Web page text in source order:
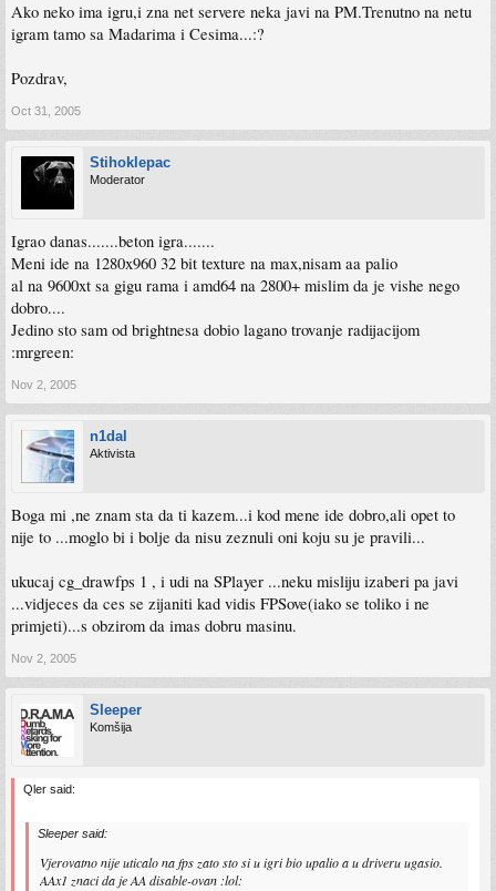
Ako neko ima igru,i zna net servere neka javi na PM.Trenutno na netu
igram tamo sa Madarima i Cesima...:?
Pozdrav,
Oct 31, 2005
Stihoklepac
Moderator
Igrao danas.......beton igra.......
Meni ide na 1280x960 32 bit texture na max,nisam aa palio
al na 9600xt sa gigu rama i amd64 na 2800+ mislim da je vishe nego
dobro....
Jedino sto sam od brightnesa dobio lagano trovanje radijacijom
:mrgreen:
Nov 2, 2005
n1dal
Aktivista
Boga mi ,ne znam sta da ti kazem...i kod mene ide dobro,ali opet to
nije to ...moglo bi i bolje da nisu zeznuli oni koju su je pravili...
ukucaj cg_drawfps 1 , i udi na SPlayer ...neku misliju izaberi pa javi
...vidjeces da ces se zijaniti kad vidis FPSove(iako se toliko i ne
primjeti)...s obzirom da imas dobru masinu.
Nov 2, 2005
Sleeper
Komšija
Qler said:
Sleeper said:
Vjerovatno nije uticalo na fps zato sto si u igri bio upalio a u driveru ugasio.
AAx1 znaci da je AA disable-ovan :lol: